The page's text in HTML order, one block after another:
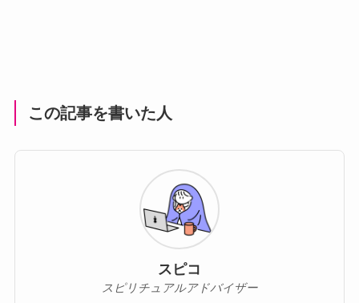
この記事を書いた人
スピコ
スピリチュアルアドバイザー